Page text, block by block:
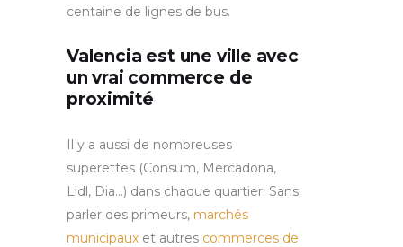
centaine de lignes de bus.
Valencia est une ville avec
un vrai commerce de
proximité
Il y a aussi de nombreuses
superettes (Consum, Mercadona,
Lidl, Dia…) dans chaque quartier. Sans
parler des primeurs, marchés
municipaux et autres commerces de